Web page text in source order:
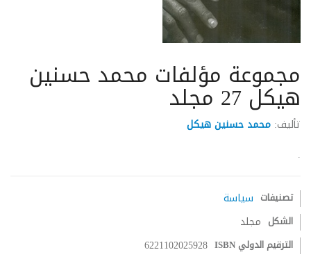
مجموعة مؤلفات محمد حسنين
هيكل 27 مجلد
تأليف: محمد حسنين هيكل
.
تصنيفات سياسة
الشكل مجلد
الترقيم الدولي ISBN 6221102025928